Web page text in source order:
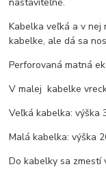
nastaviteľné.
Kabelka veľká a v nej
kabelke, ale dá sa
Perforovaná matná
V malej kabelke
Veľká kabelka: výška
Malá kabelka: výška
Do kabelky sa zmestí